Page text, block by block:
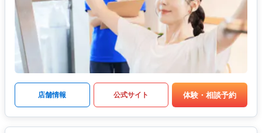
店舗情報 公式サイト 体験・相談予約